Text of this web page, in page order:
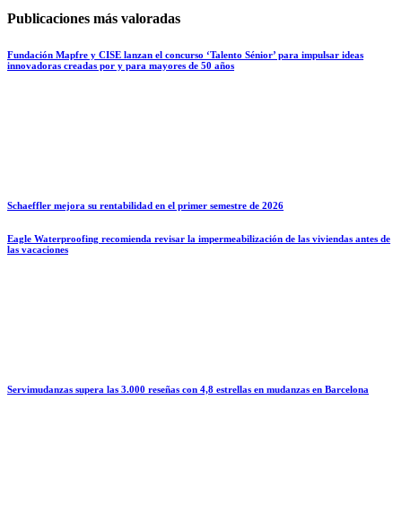
Publicaciones más valoradas
Fundación Mapfre y CISE lanzan el concurso ‘Talento Sénior’ para impulsar ideas
innovadoras creadas por y para mayores de 50 años
Schaeffler mejora su rentabilidad en el primer semestre de 2026
Eagle Waterproofing recomienda revisar la impermeabilización de las viviendas antes de
las vacaciones
Servimudanzas supera las 3.000 reseñas con 4,8 estrellas en mudanzas en Barcelona